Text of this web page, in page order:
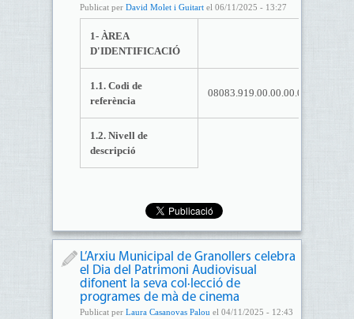
Publicat per David Molet i Guitartel 06/11/2025 - 13:27
1- ÀREA
D'IDENTIFICACIÓ
1.1. Codi de
referència
08083.919.00.00.00.00.
1.2. Nivell de
descripció
L’Arxiu Municipal de Granollers celebra
el Dia del Patrimoni Audiovisual
difonent la seva col·lecció de
programes de mà de cinema
Publicat per Laura Casanovas Palou el 04/11/2025 - 12:43